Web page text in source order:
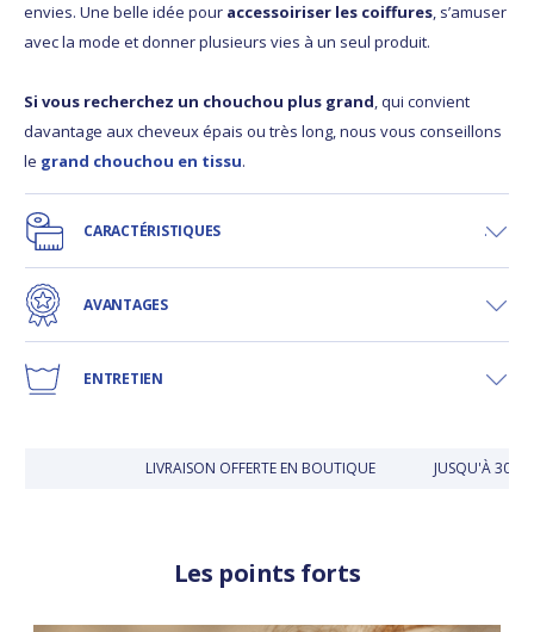
envies. Une belle idée pour accessoiriser les coiffures, s’amuser
avec la mode et donner plusieurs vies à un seul produit.
Si vous recherchez un chouchou plus grand, qui convient
davantage aux cheveux épais ou très long, nous vous conseillons
le grand chouchou en tissu.
CARACTÉRISTIQUES
AVANTAGES
ENTRETIEN
LIVRAISON OFFERTE EN BOUTIQUE JUSQU'À 30
Les points forts